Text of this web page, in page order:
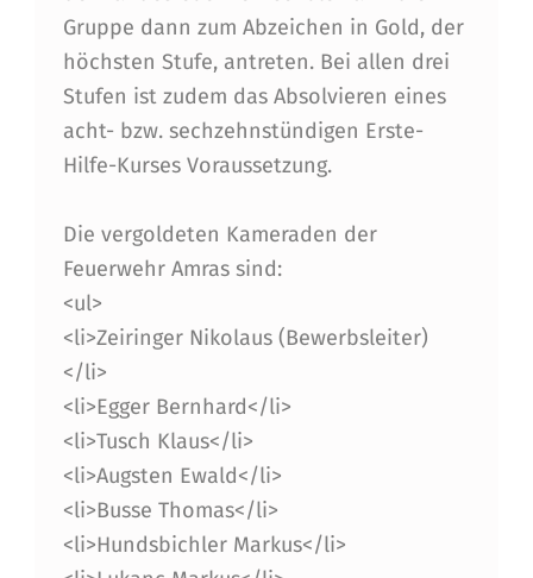
Gruppe dann zum Abzeichen in Gold, der
höchsten Stufe, antreten. Bei allen drei
Stufen ist zudem das Absolvieren eines
acht- bzw. sechzehnstündigen Erste-
Hilfe-Kurses Voraussetzung.
Die vergoldeten Kameraden der
Feuerwehr Amras sind:
<ul>
<li>Zeiringer Nikolaus (Bewerbsleiter)
</li>
<li>Egger Bernhard</li>
<li>Tusch Klaus</li>
<li>Augsten Ewald</li>
<li>Busse Thomas</li>
<li>Hundsbichler Markus</li>